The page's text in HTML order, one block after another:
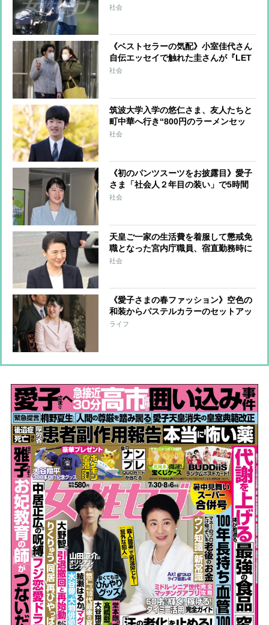
に！ 新居に引っ越し、“理想の家”で
社会
《ベストセラーの気配》小室佳代さん
自伝エッセイで触れた圭さんが『LET
IT BE』を座右の銘にした秘話
社会
筑波大学入学の悠仁さま、友人たちと
町中華へ行き“800円のラーメンセッ
ト”を注文 気さくなお姿に筑波大生
社会
《初のパンツスーツをお披露目》愛子
さま「社会人２年目の装い」で5時間
待ちの客に見せた「圧巻スマイル」
社会
天皇ご一家の生活費を着服して懲戒免
職となった宮内庁職員、宿直勤務時に
金庫から抜き取る 上司が帳簿との照
社会
《愛子さまの春ファッション》空色の
和装からパステルカラーのセットアッ
プまで”春爛漫”な装い
ライフ